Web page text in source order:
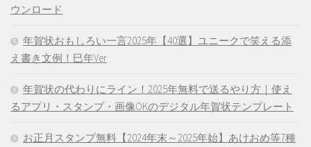
ウンロード
年賀状おもしろい一言2025年【40選】ユニークで笑える添
え書き文例！巳年Ver
年賀状の代わりにライン！2025年無料で送るやり方｜使え
るアプリ・スタンプ・画像OKのデジタル年賀状テンプレート
お正月スタンプ無料【2024年末～2025年始】あけおめ等7種